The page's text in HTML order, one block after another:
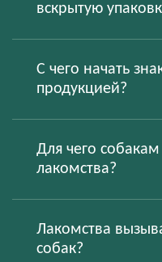
вскрытую
С чего начать
продукцией?
Для чего
лакомства?
Лакомства
собак?